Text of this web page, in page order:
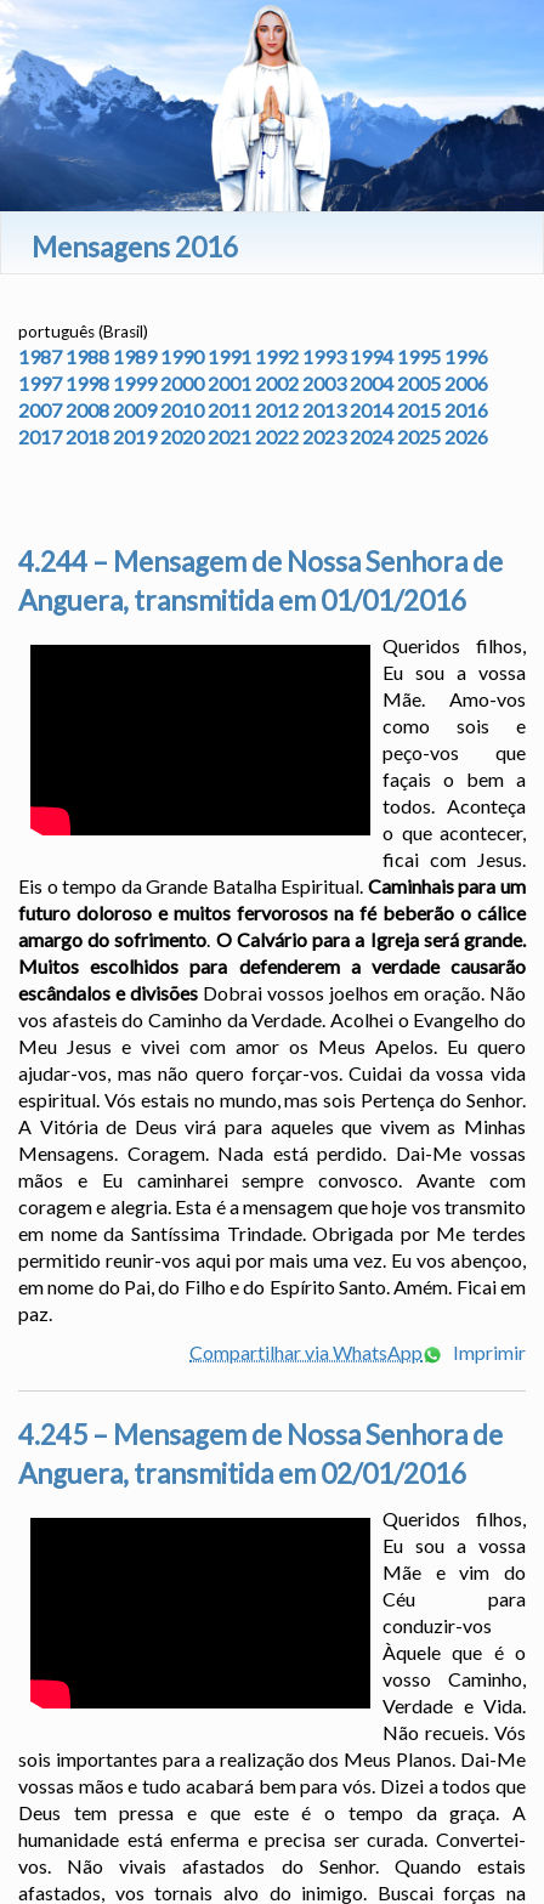
Mensagens 2016
português (Brasil)
1987 1988 1989 1990 1991 1992 1993 1994 1995 1996
1997 1998 1999 2000 2001 2002 2003 2004 2005 2006
2007 2008 2009 2010 2011 2012 2013 2014 2015 2016
2017 2018 2019 2020 2021 2022 2023 2024 2025 2026
4.244 – Mensagem de Nossa Senhora de
Anguera, transmitida em 01/01/2016
Queridos filhos,
Eu sou a vossa
Mãe. Amo-vos
como sois e
peço-vos que
façais o bem a
todos. Aconteça
o que acontecer,
ficai com Jesus.
Eis o tempo da Grande Batalha Espiritual. Caminhais para um
futuro doloroso e muitos fervorosos na fé beberão o cálice
amargo do sofrimento. O Calvário para a Igreja será grande.
Muitos escolhidos para defenderem a verdade causarão
escândalos e divisões Dobrai vossos joelhos em oração. Não
vos afasteis do Caminho da Verdade. Acolhei o Evangelho do
Meu Jesus e vivei com amor os Meus Apelos. Eu quero
ajudar-vos, mas não quero forçar-vos. Cuidai da vossa vida
espiritual. Vós estais no mundo, mas sois Pertença do Senhor.
A Vitória de Deus virá para aqueles que vivem as Minhas
Mensagens. Coragem. Nada está perdido. Dai-Me vossas
mãos e Eu caminharei sempre convosco. Avante com
coragem e alegria. Esta é a mensagem que hoje vos transmito
em nome da Santíssima Trindade. Obrigada por Me terdes
permitido reunir-vos aqui por mais uma vez. Eu vos abençoo,
em nome do Pai, do Filho e do Espírito Santo. Amém. Ficai em
paz.
Compartilhar via WhatsApp
Imprimir
4.245 – Mensagem de Nossa Senhora de
Anguera, transmitida em 02/01/2016
Queridos filhos,
Eu sou a vossa
Mãe e vim do
Céu para
conduzir-vos
Àquele que é o
vosso Caminho,
Verdade e Vida.
Não recueis. Vós
sois importantes para a realização dos Meus Planos. Dai-Me
vossas mãos e tudo acabará bem para vós. Dizei a todos que
Deus tem pressa e que este é o tempo da graça. A
humanidade está enferma e precisa ser curada. Convertei-
vos. Não vivais afastados do Senhor. Quando estais
afastados, vos tornais alvo do inimigo. Buscai forças na